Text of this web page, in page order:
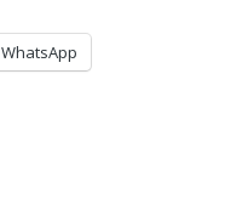
WhatsApp